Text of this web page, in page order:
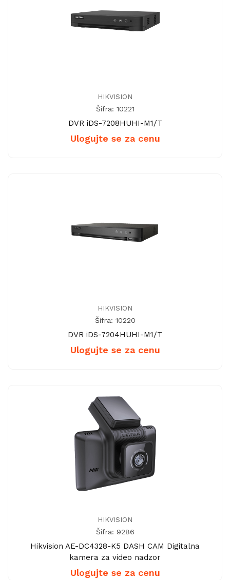
HIKVISION
Šifra: 10221
DVR iDS-7208HUHI-M1/T
Ulogujte se za cenu
HIKVISION
Šifra: 10220
DVR iDS-7204HUHI-M1/T
Ulogujte se za cenu
HIKVISION
Šifra: 9286
Hikvision AE-DC4328-K5 DASH CAM Digitalna
kamera za video nadzor
Ulogujte se za cenu